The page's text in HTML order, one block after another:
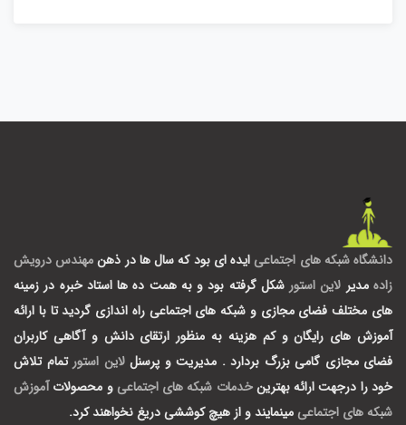
دانشگاه شبکه های اجتماعی ایده ای بود که سال ها در ذهنمهندس درویش
زاده مدیر لاین استور شکل گرفته بود و به همت ده ها استاد خبره در زمینه
های مختلف فضای مجازی و شبکه های اجتماعی راه اندازی گردید تا با ارائه
آموزش های رایگان و کم هزینه به منظور ارتقای دانش و آگاهی کاربران
فضای مجازی گامی بزرگ بردارد . مدیریت و پرسنللاین استور تمام تلاش
خود را درجهت ارائه بهترینخدمات شبکه های اجتماعی و محصولات آموزش
شبکه های اجتماعی مینمایند و از هیچ کوششی دریغ نخواهند کرد.